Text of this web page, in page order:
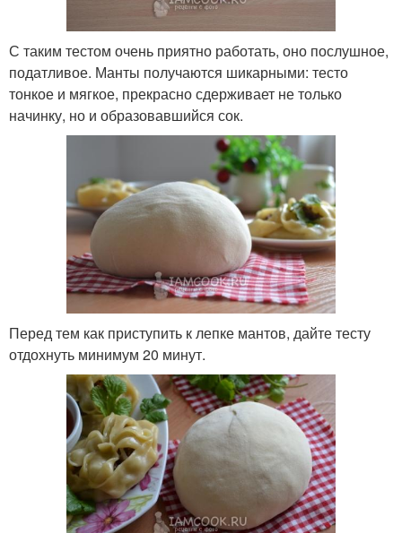
С таким тестом очень приятно работать, оно послушное,
податливое. Манты получаются шикарными: тесто
тонкое и мягкое, прекрасно сдерживает не только
начинку, но и образовавшийся сок.
Перед тем как приступить к лепке мантов, дайте тесту
отдохнуть минимум 20 минут.